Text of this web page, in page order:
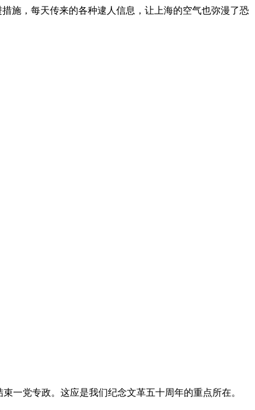
施，每天传来的各种逮人信息，让上海的空气也弥漫了恐
一党专政。这应是我们纪念文革五十周年的重点所在。